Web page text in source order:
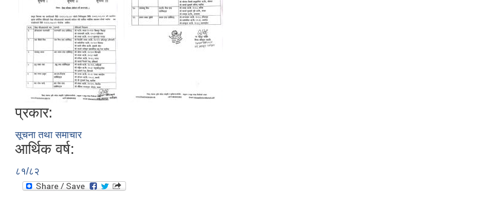
प्रकार:
सूचना तथा समाचार
आर्थिक वर्ष:
८१/८२